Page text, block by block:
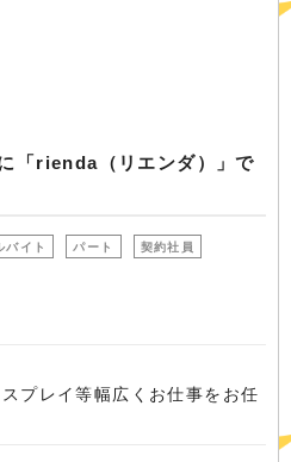
「rienda（リエンダ）」で
バイト パート 契約社員
プレイ等幅広くお仕事をお任